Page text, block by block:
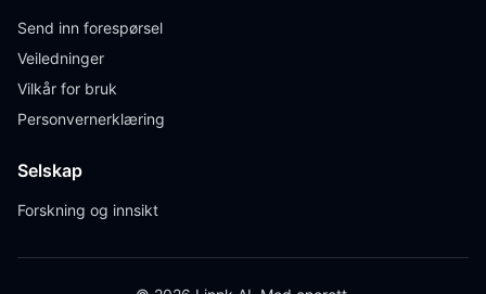
Send inn forespørsel
Veiledninger
Vilkår for bruk
Personvernerklæring
Selskap
Forskning og innsikt